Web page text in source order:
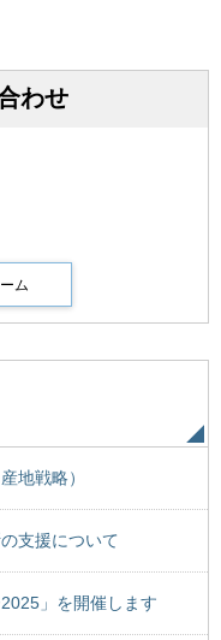
わせ
地戦略）
支援について
」を開催します